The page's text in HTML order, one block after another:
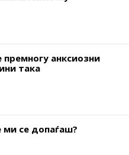
премногу анксиозни
така
се допаѓаш?